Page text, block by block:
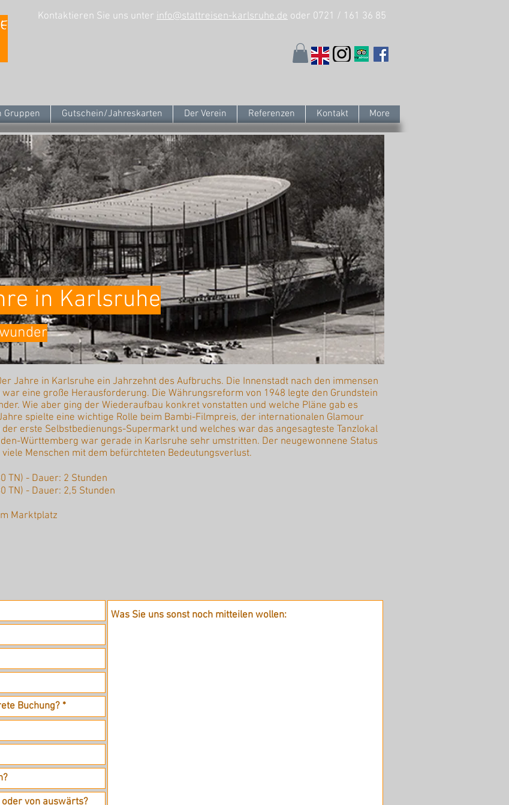
Kontaktieren Sie uns unter info@stattreisen-karlsruhe.de oder 0721 / 161 36 85
Gruppen Gutschein/Jahreskarten Der Verein Referenzen Kontakt More
in Karlsruhe
Jahre in Karlsruhe ein Jahrzehnt des Aufbruchs. Die Innenstadt nach den immensen
eine große Herausforderung. Die Währungsreform von 1948 legte den Grundstein
Wie aber ging der Wiederaufbau konkret vonstatten und welche Pläne gab es
spielte eine wichtige Rolle beim Bambi-Filmpreis, der internationalen Glamour
erste Selbstbedienungs-Supermarkt und welches war das angesagteste Tanzlokal
Württemberg war gerade in Karlsruhe sehr umstritten. Der neugewonnene Status
Menschen mit dem befürchteten Bedeutungsverlust.
TN) - Dauer: 2 Stunden
TN) - Dauer: 2,5 Stunden
Marktplatz